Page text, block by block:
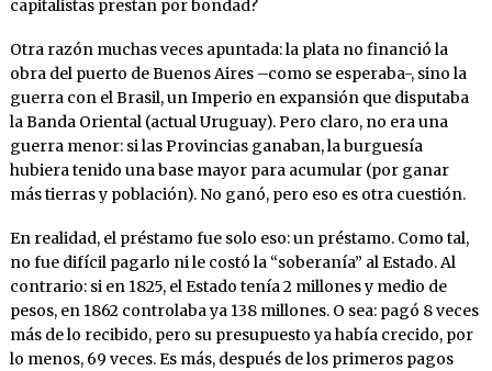
capitalistas prestan por bondad?
Otra razón muchas veces apuntada: la plata no financió la
obra del puerto de Buenos Aires –como se esperaba-, sino la
guerra con el Brasil, un Imperio en expansión que disputaba
la Banda Oriental (actual Uruguay). Pero claro, no era una
guerra menor: si las Provincias ganaban, la burguesía
hubiera tenido una base mayor para acumular (por ganar
más tierras y población). No ganó, pero eso es otra cuestión.
En realidad, el préstamo fue solo eso: un préstamo. Como tal,
no fue difícil pagarlo ni le costó la “soberanía” al Estado. Al
contrario: si en 1825, el Estado tenía 2 millones y medio de
pesos, en 1862 controlaba ya 138 millones. O sea: pagó 8 veces
más de lo recibido, pero su presupuesto ya había crecido, por
lo menos, 69 veces. Es más, después de los primeros pagos